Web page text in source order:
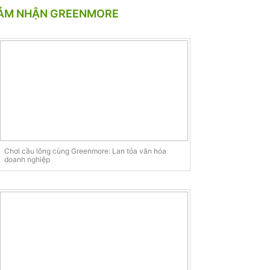
NHẬN GREENMORE
Chơi cầu lông cùng Greenmore: Lan tỏa văn hóa
doanh nghiệp